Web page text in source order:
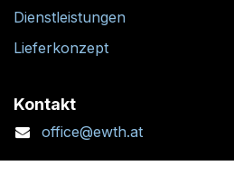
Dienstleistungen
Lieferkonzept
Kontakt
office@ewth.at